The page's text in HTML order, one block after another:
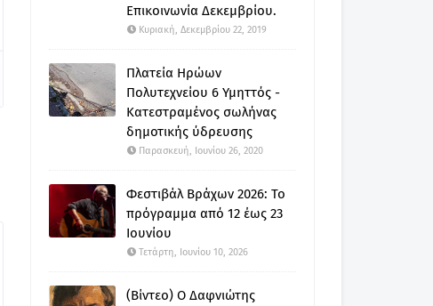
Επικοινωνία Δεκεμβρίου.
Κυριακή, Δεκεμβρίου 22, 2019
Πλατεία Ηρώων
Πολυτεχνείου 6 Υμηττός -
Κατεστραμένος σωλήνας
δημοτικής ύδρευσης
Παρασκευή, Ιουνίου 26, 2020
Φεστιβάλ Βράχων 2026: Το
πρόγραμμα από 12 έως 23
Ιουνίου
Τετάρτη, Ιουνίου 10, 2026
(Βίντεο) Ο Δαφνιώτης